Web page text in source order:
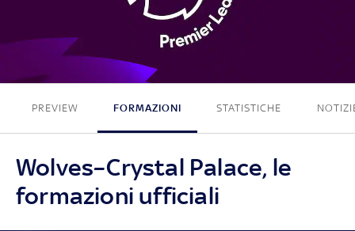
2 - 0
PREVIEW FORMAZIONI STATISTICHE
Wolves–Crystal Palace, le
formazioni ufficiali